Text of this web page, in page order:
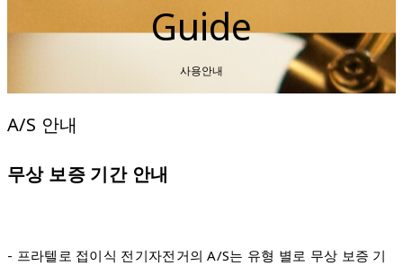
Guide
사용안내
A/S 안내
무상 보증 기간 안내
- 프라텔로 접이식 전기자전거의 A/S는 유형 별로 무상 보증 기